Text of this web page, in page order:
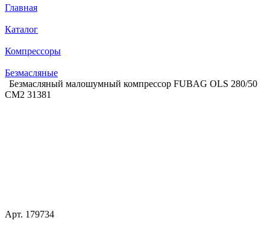
Главная
Каталог
Компрессоры
Безмасляные
Безмасляный малошумный компрессор FUBAG OLS 280/50
CM2 31381
Арт. 179734